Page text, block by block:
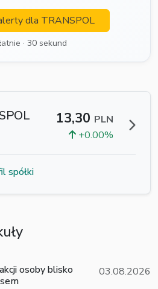
dla TRANSPOL
· 30 sekund
13,30 PLN
+0.00%
spółki
osoby blisko
03.08.2026